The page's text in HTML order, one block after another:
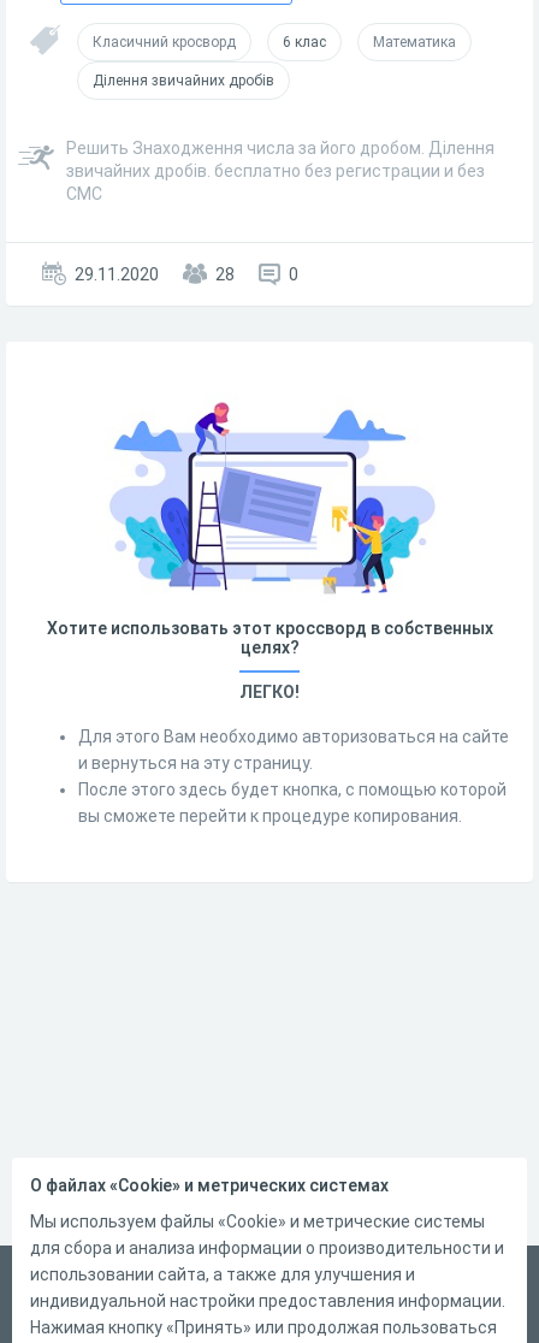
Класичний кросворд 6 клас Математика
Ділення звичайних дробів
Решить Знаходження числа за його дробом. Ділення
звичайних дробів. бесплатно без регистрации и без
СМС
29.11.2020 28 0
Хотите использовать этот кроссворд в собственных
целях?
ЛЕГКО!
Для этого Вам необходимо авторизоваться на сайте
и вернуться на эту страницу.
После этого здесь будет кнопка, с помощью которой
вы сможете перейти к процедуре копирования.
Український
Справка
О файлах «Cookie» и метрических системах
Мы используем файлы «Cookie» и метрические системы
для сбора и анализа информации о производительности и
использовании сайта, а также для улучшения и
индивидуальной настройки предоставления информации.
Нажимая кнопку «Принять» или продолжая пользоваться